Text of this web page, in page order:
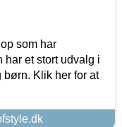
som har
har et stort udvalg i
børn. Klik her for at